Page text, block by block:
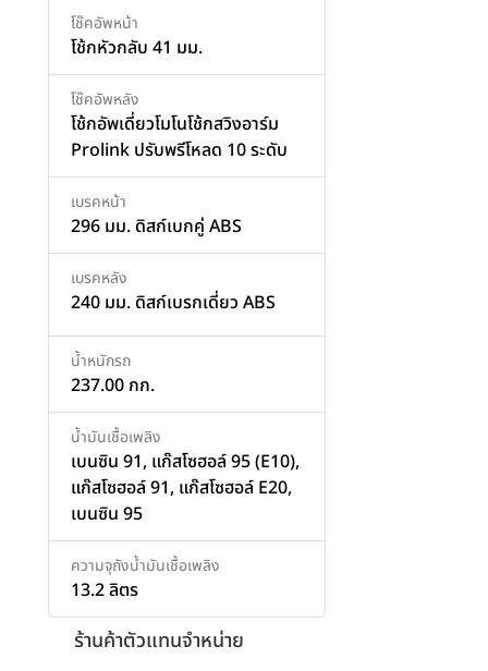
โช๊คอัพหน้า
โช้กหัวกลับ 41 มม.
โช๊คอัพหลัง
โช้กอัพเดี่ยวโมโนโช้กสวิงอาร์ม
Prolink ปรับพรีโหลด 10 ระดับ
เบรคหน้า
296 มม. ดิสก์เบกคู่ ABS
เบรคหลัง
240 มม. ดิสก์เบรกเดี่ยว ABS
น้ำหนักรถ
237.00 กก.
น้ำมันเชื้อเพลิง
เบนซิน 91, แก๊สโซฮอล์ 95 (E10),
แก๊สโซฮอล์ 91, แก๊สโซฮอล์ E20,
เบนซิน 95
ความจุถังน้ำมันเชื้อเพลิง
13.2 ลิตร
ร้านค้าตัวแทนจำหน่าย